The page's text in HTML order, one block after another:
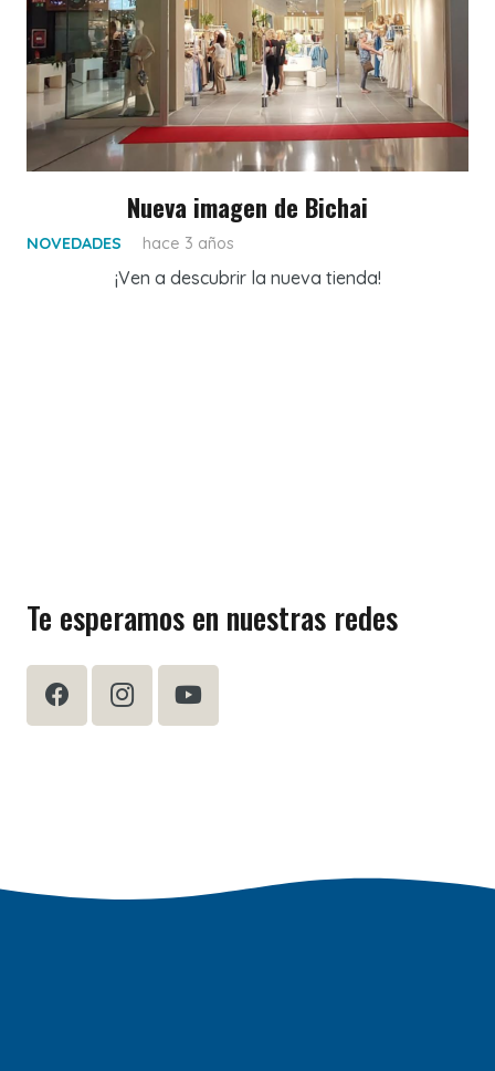
Nueva imagen de Bichai
NOVEDADES hace 3 años
¡Ven a descubrir la nueva tienda!
Te esperamos en nuestras redes